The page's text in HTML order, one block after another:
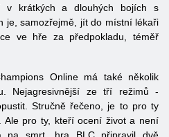
v krátkých a dlouhých bojích s
je, samozřejmě, jít do místní lékaři
ve hře za předpokladu, téměř
Online má také několik
Nejagresivnější ze tří režimů -
Stručně řečeno, je to pro ty
Ale pro ty, kteří ocení život a není